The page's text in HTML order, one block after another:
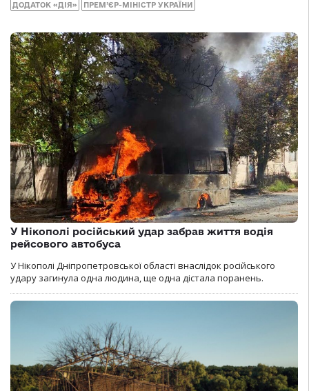
ДОДАТОК «ДІЯ» ПРЕМ’ЄР-МІНІСТР УКРАЇНИ
У Нікополі російський удар забрав життя водія
рейсового автобуса
У Нікополі Дніпропетровської області внаслідок російського
удару загинула одна людина, ще одна дістала поранень.